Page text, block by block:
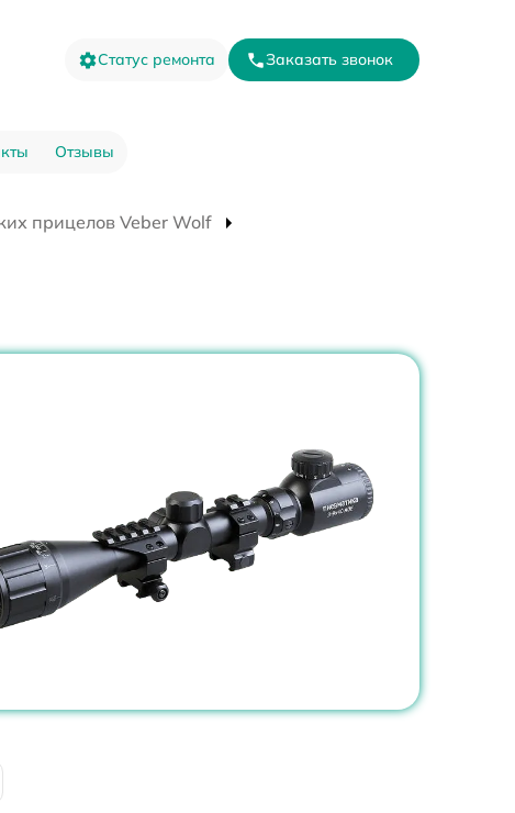
Статус ремонта Заказать звонок
Отзывы
прицелов Veber Wolf